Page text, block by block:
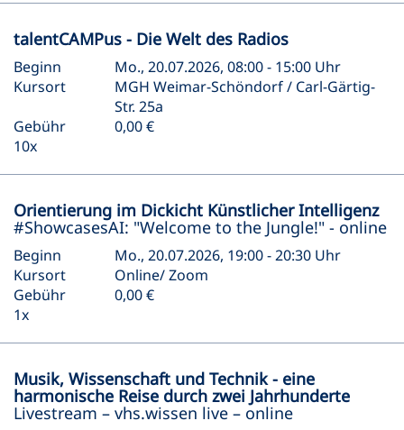
talentCAMPus - Die Welt des Radios
Beginn
Mo., 20.07.2026, 08:00 - 15:00 Uhr
Kursort
MGH Weimar-Schöndorf / Carl-Gärtig-
Str. 25a
Gebühr
0,00 €
10x
Orientierung im Dickicht Künstlicher Intelligenz
#ShowcasesAI: "Welcome to the Jungle!" - online
Beginn
Mo., 20.07.2026, 19:00 - 20:30 Uhr
Kursort
Online/ Zoom
Gebühr
0,00 €
1x
Musik, Wissenschaft und Technik - eine
harmonische Reise durch zwei Jahrhunderte
Livestream – vhs.wissen live – online